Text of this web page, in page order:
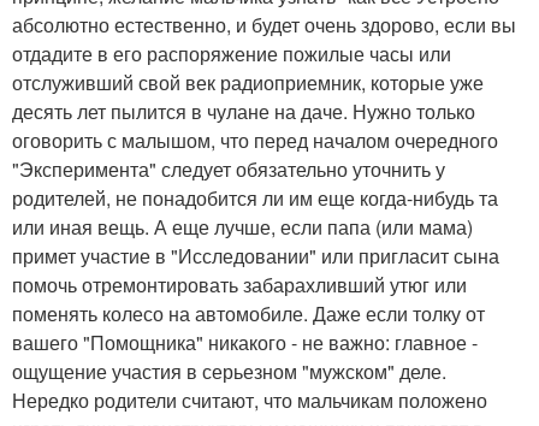
абсолютно естественно, и будет очень здорово, если вы
отдадите в его распоряжение пожилые часы или
отслуживший свой век радиоприемник, которые уже
десять лет пылится в чулане на даче. Нужно только
оговорить с малышом, что перед началом очередного
"Эксперимента" следует обязательно уточнить у
родителей, не понадобится ли им еще когда-нибудь та
или иная вещь. А еще лучше, если папа (или мама)
примет участие в "Исследовании" или пригласит сына
помочь отремонтировать забарахливший утюг или
поменять колесо на автомобиле. Даже если толку от
вашего "Помощника" никакого - не важно: главное -
ощущение участия в серьезном "мужском" деле.
Нередко родители считают, что мальчикам положено